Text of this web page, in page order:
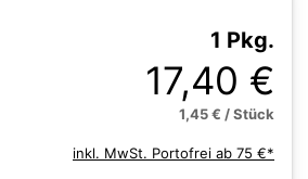
1 Pkg.
17,40 €
1,45 € / Stück
inkl. MwSt. Portofrei ab 75 €*